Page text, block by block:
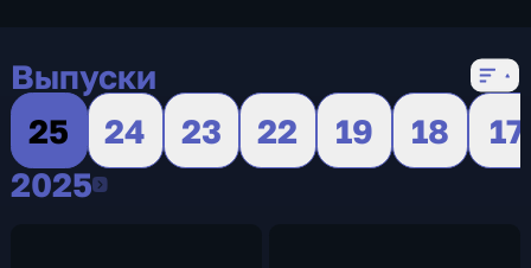
Выпуски
25
24 23 22 19 18
17
20252025